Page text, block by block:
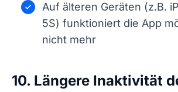
Auf älteren Geräten (z.B.
5S) funktioniert die App
nicht mehr
10. Längere Inaktivität